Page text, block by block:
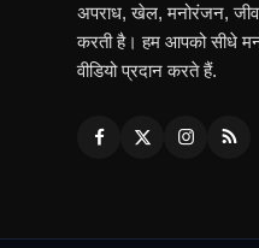
अपराध, खेल, मनोरंजन,
करती है। हम आपको सीधे
वीडियो प्रदान करते हैं.